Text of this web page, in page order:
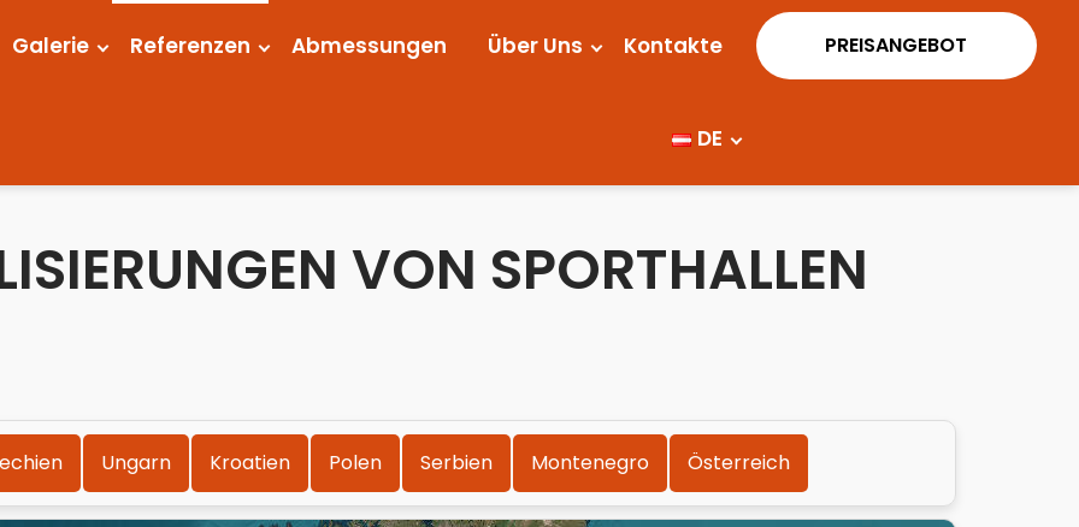
Galerie Referenzen Abmessungen Über Uns Kontakte
DE
Cenová ponuka
VON SPORTHALLEN
Ungarn Kroatien Polen Serbien Montenegro Österreich